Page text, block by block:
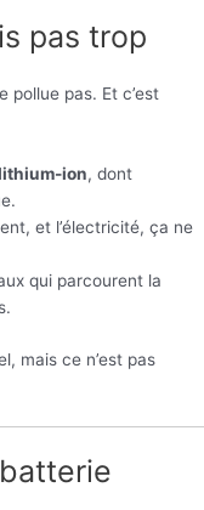
pas trop
pollue pas. Et c’est
ion, dont
et l’électricité, ça ne
qui parcourent la
mais ce n’est pas